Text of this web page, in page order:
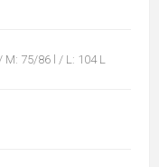
75/86 l / L: 104 L